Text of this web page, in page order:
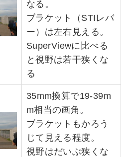
なる。
ブラケット（STIレバ
ー）は左右見える。
SuperViewに比べる
と視野は若干狭くな
る
35mm換算で19-39m
m相当の画角。
ブラケットもかろう
じて見える程度。
視野はだいぶ狭くな